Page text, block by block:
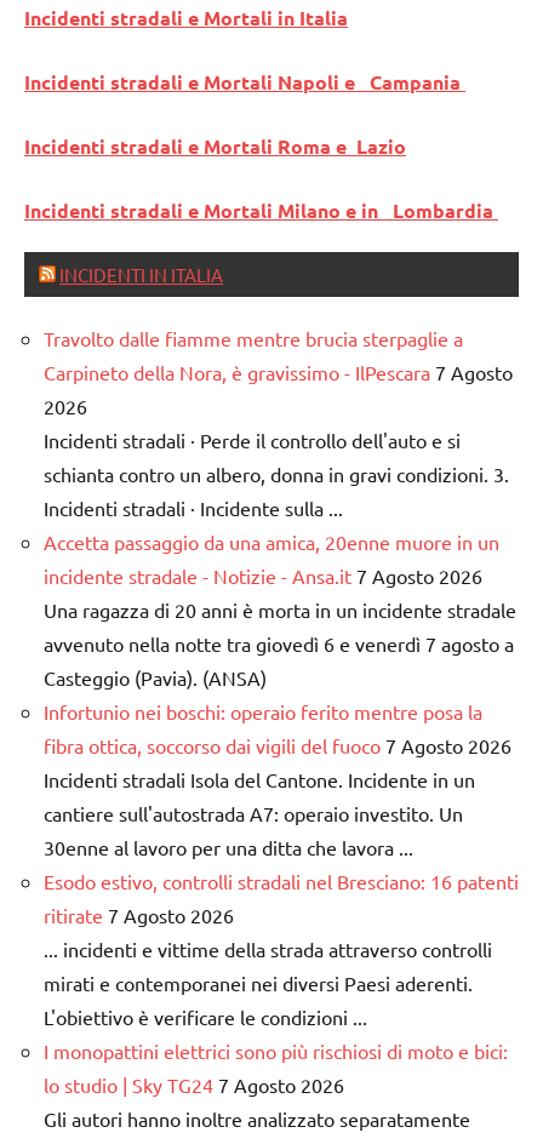
Incidenti stradali e Mortali in Italia
Incidenti stradali e Mortali Napoli e Campania
Incidenti stradali e Mortali Roma e Lazio
Incidenti stradali e Mortali Milano e in Lombardia
INCIDENTI IN ITALIA
Travolto dalle fiamme mentre brucia sterpaglie a
Carpineto della Nora, è gravissimo - IlPescara 7 Agosto
2026
Incidenti stradali · Perde il controllo dell'auto e si
schianta contro un albero, donna in gravi condizioni. 3.
Incidenti stradali · Incidente sulla ...
Accetta passaggio da una amica, 20enne muore in un
incidente stradale - Notizie - Ansa.it 7 Agosto 2026
Una ragazza di 20 anni è morta in un incidente stradale
avvenuto nella notte tra giovedì 6 e venerdì 7 agosto a
Casteggio (Pavia). (ANSA)
Infortunio nei boschi: operaio ferito mentre posa la
fibra ottica, soccorso dai vigili del fuoco 7 Agosto 2026
Incidenti stradali Isola del Cantone. Incidente in un
cantiere sull'autostrada A7: operaio investito. Un
30enne al lavoro per una ditta che lavora ...
Esodo estivo, controlli stradali nel Bresciano: 16 patenti
ritirate 7 Agosto 2026
... incidenti e vittime della strada attraverso controlli
mirati e contemporanei nei diversi Paesi aderenti.
L'obiettivo è verificare le condizioni ...
I monopattini elettrici sono più rischiosi di moto e bici:
lo studio | Sky TG24 7 Agosto 2026
Gli autori hanno inoltre analizzato separatamente